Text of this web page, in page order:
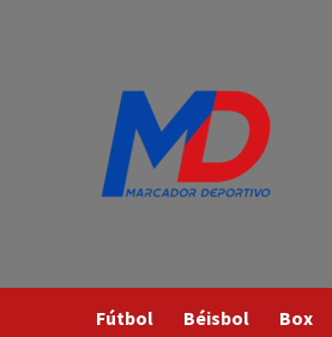
Fútbol Béisbol Box